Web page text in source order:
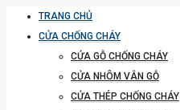
TRANG CHỦ
CỬA CHỐNG CHÁY
CỬA GỖ CHỐNG CHÁY
CỬA NHÔM VÂN GỖ
CỬA THÉP CHỐNG CHÁY